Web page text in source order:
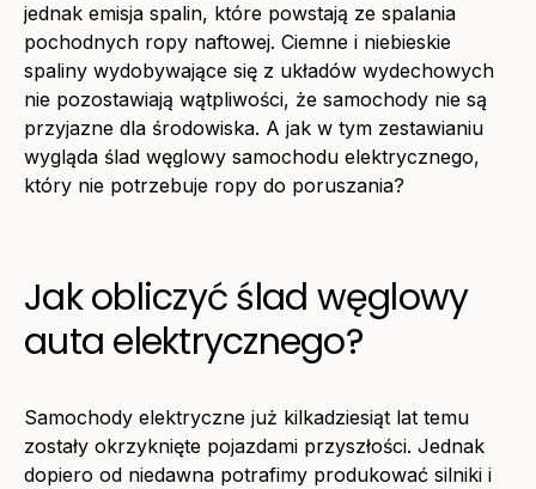
jednak emisja spalin, które powstają ze spalania
pochodnych ropy naftowej. Ciemne i niebieskie
spaliny wydobywające się z układów wydechowych
nie pozostawiają wątpliwości, że samochody nie są
przyjazne dla środowiska. A jak w tym zestawianiu
wygląda ślad węglowy samochodu elektrycznego,
który nie potrzebuje ropy do poruszania?
Jak obliczyć ślad węglowy
auta elektrycznego?
Samochody elektryczne już kilkadziesiąt lat temu
zostały okrzyknięte pojazdami przyszłości. Jednak
dopiero od niedawna potrafimy produkować silniki i